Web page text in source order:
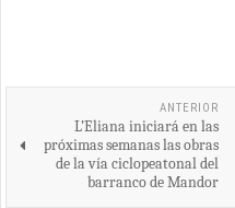
ANTERIOR
L’Eliana iniciará en las
próximas semanas las obras
de la vía ciclopeatonal del
barranco de Mandor